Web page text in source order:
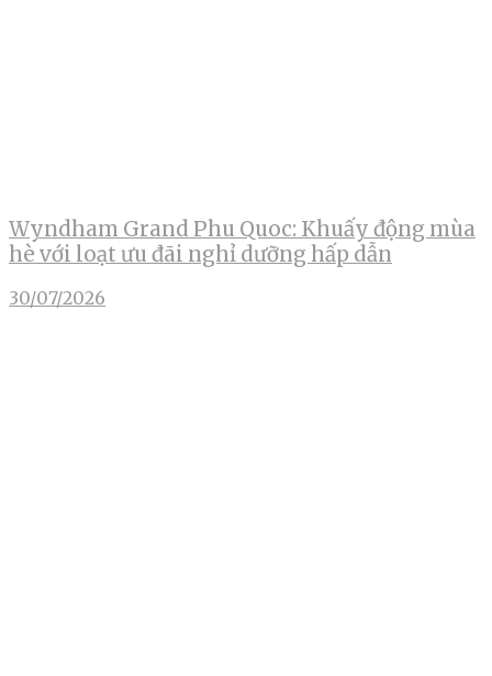
Wyndham Grand Phu Quoc: Khuấy động mùa
hè với loạt ưu đãi nghỉ dưỡng hấp dẫn
30/07/2026